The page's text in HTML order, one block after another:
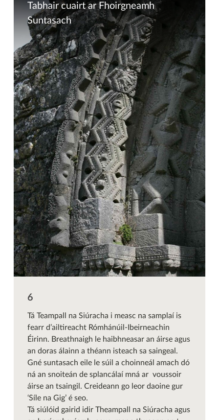
Tabhair cuairt ar Fhoirgneamh
Suntasach
Tá Teampall na Siúracha i measc na samplaí is
fearr d’ailtireacht Rómhánúil-Ibeirneachin
Éirinn. Breathnaigh le haibhneasar an áirse agus
an doras álainn a théann isteach sa saingeal.
Gné suntasach eile le súil a choinneál amach dó
ná an snoiteán de splancálaí mná ar voussoir
áirse an tsaingil. Creideann go leor daoine gur
‘Síle na Gig’ é seo.
Tá siúlóid gairid idir Theampall na Siúracha agus